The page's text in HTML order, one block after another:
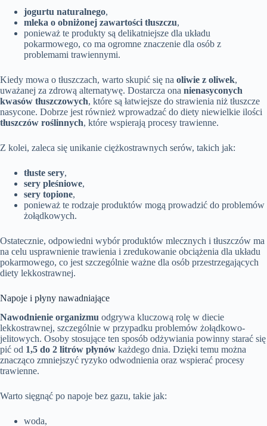
jogurtu naturalnego,
mleka o obniżonej zawartości tłuszczu,
ponieważ te produkty są delikatniejsze dla układu
pokarmowego, co ma ogromne znaczenie dla osób z
problemami trawiennymi.
Kiedy mowa o tłuszczach, warto skupić się na oliwie z oliwek,
uważanej za zdrową alternatywę. Dostarcza ona nienasyconych
kwasów tłuszczowych, które są łatwiejsze do strawienia niż tłuszcze
nasycone. Dobrze jest również wprowadzać do diety niewielkie ilości
tłuszczów roślinnych, które wspierają procesy trawienne.
Z kolei, zaleca się unikanie ciężkostrawnych serów, takich jak:
tłuste sery,
sery pleśniowe,
sery topione,
ponieważ te rodzaje produktów mogą prowadzić do problemów
żołądkowych.
Ostatecznie, odpowiedni wybór produktów mlecznych i tłuszczów ma
na celu usprawnienie trawienia i zredukowanie obciążenia dla układu
pokarmowego, co jest szczególnie ważne dla osób przestrzegających
diety lekkostrawnej.
Napoje i płyny nawadniające
Nawodnienie organizmu odgrywa kluczową rolę w diecie
lekkostrawnej, szczególnie w przypadku problemów żołądkowo-
jelitowych. Osoby stosujące ten sposób odżywiania powinny starać się
pić od 1,5 do 2 litrów płynów każdego dnia. Dzięki temu można
znacząco zmniejszyć ryzyko odwodnienia oraz wspierać procesy
trawienne.
Warto sięgnąć po napoje bez gazu, takie jak:
woda,